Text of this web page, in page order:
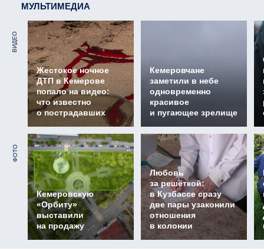
МУЛЬТИМЕДИА
ВИДЕО
Жестокое ночное
ДТП в Кемерове
попало на видео:
что известно
о пострадавших
Кемеровчане
заметили в небе
одновременно
красивое
и пугающее зрелище
ФОТО
Кемеровскую
«Орбиту»
выставили
на продажу
Любовь
за решёткой:
в Кузбассе сразу
две пары узаконили
отношения
в колонии